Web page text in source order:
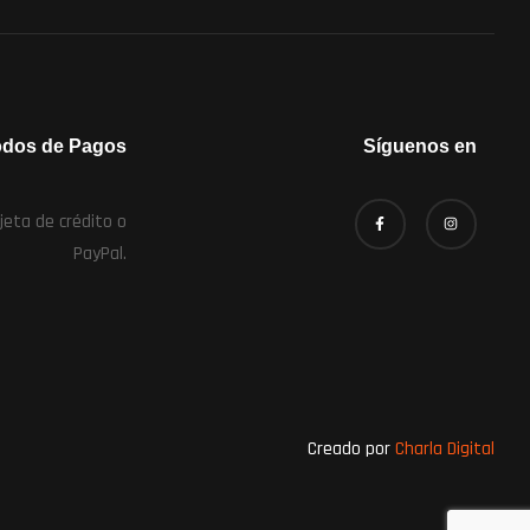
de Pagos Síguenos en
Creado porCharla Digital